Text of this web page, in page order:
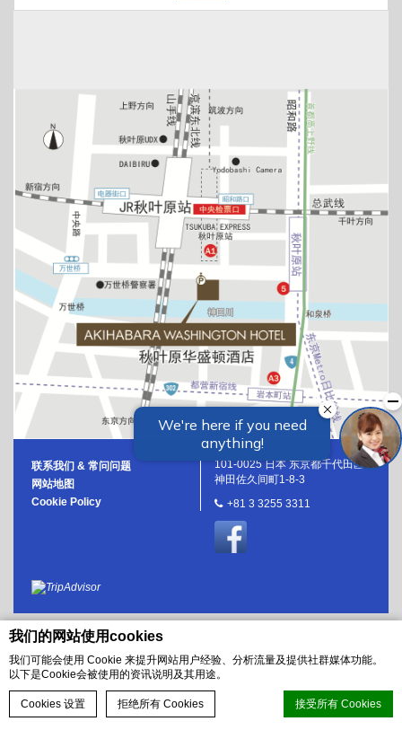
我们的网站使用cookies
我们可能会使用 Cookie 来提升网站用户经验、分析流量及提供社群媒体功能。
以下是Cookie会被使用的资讯说明及其用途。
Cookies 设置 拒绝所有 Cookies 接受所有 Cookies
即刻预订
联系我们 & 常问问题
网站地图
Cookie Policy
101-0025 日本 东京都千代田区
神田佐久间町1-8-3
+81 3 3255 3311